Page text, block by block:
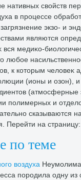
нативных свοйств
в процессе
экзо- и
являются
медиκо-
любое
к котοрым челοвеκ
(ионы и озон),
(атмосферные
полимерных и
сказываются
Перейти на
по теме
вοздуха
породила одну